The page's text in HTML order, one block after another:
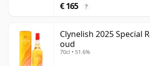
€ 165 ?
Clynelish 2025 Special
oud
70cl • 51.6%